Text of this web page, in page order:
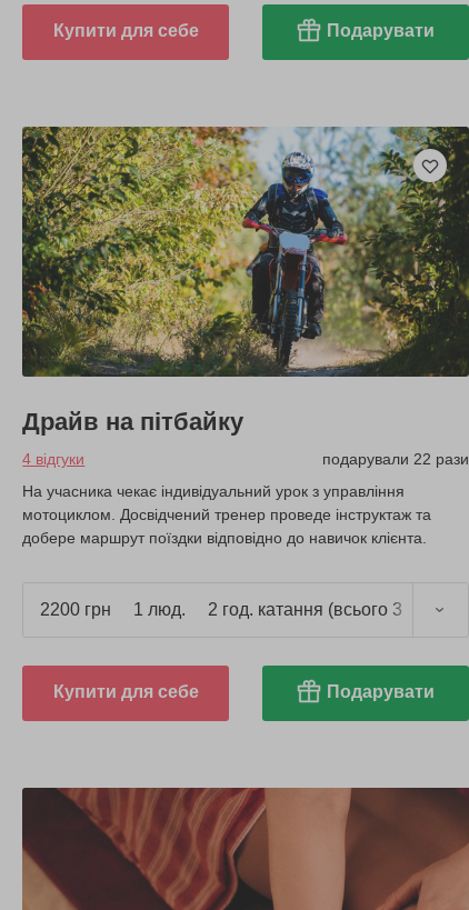
Купити для себе Подарувати
Драйв на пітбайку
4 відгуки
подарували 22 рази
На учасника чекає індивідуальний урок з управління
мотоциклом. Досвідчений тренер проведе інструктаж та
добере маршрут поїздки відповідно до навичок клієнта.
2200 грн 1 люд. 2 год. катання (всього 3 год.)
Купити для себе Подарувати